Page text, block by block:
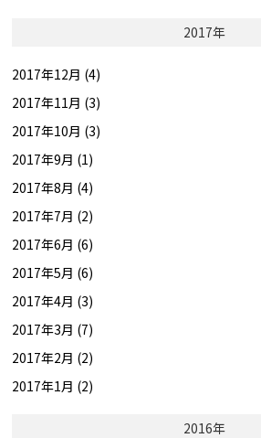
2017年
2017年12月 (4)
2017年11月 (3)
2017年10月 (3)
2017年9月 (1)
2017年8月 (4)
2017年7月 (2)
2017年6月 (6)
2017年5月 (6)
2017年4月 (3)
2017年3月 (7)
2017年2月 (2)
2017年1月 (2)
2016年